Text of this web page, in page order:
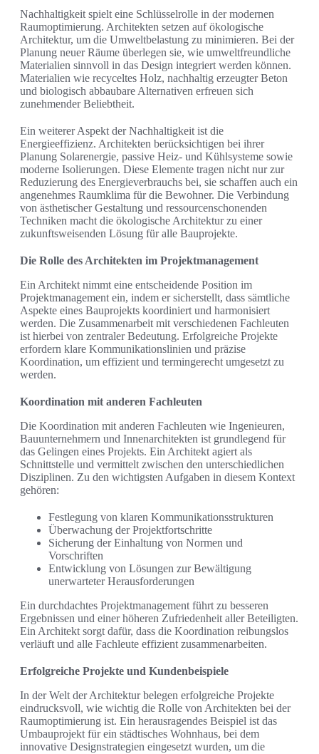
Nachhaltigkeit spielt eine Schlüsselrolle in der modernen
Raumoptimierung. Architekten setzen auf ökologische
Architektur, um die Umweltbelastung zu minimieren. Bei der
Planung neuer Räume überlegen sie, wie umweltfreundliche
Materialien sinnvoll in das Design integriert werden können.
Materialien wie recyceltes Holz, nachhaltig erzeugter Beton
und biologisch abbaubare Alternativen erfreuen sich
zunehmender Beliebtheit.
Ein weiterer Aspekt der Nachhaltigkeit ist die
Energieeffizienz. Architekten berücksichtigen bei ihrer
Planung Solarenergie, passive Heiz- und Kühlsysteme sowie
moderne Isolierungen. Diese Elemente tragen nicht nur zur
Reduzierung des Energieverbrauchs bei, sie schaffen auch ein
angenehmes Raumklima für die Bewohner. Die Verbindung
von ästhetischer Gestaltung und ressourcenschonenden
Techniken macht die ökologische Architektur zu einer
zukunftsweisenden Lösung für alle Bauprojekte.
Die Rolle des Architekten im Projektmanagement
Ein Architekt nimmt eine entscheidende Position im
Projektmanagement ein, indem er sicherstellt, dass sämtliche
Aspekte eines Bauprojekts koordiniert und harmonisiert
werden. Die Zusammenarbeit mit verschiedenen Fachleuten
ist hierbei von zentraler Bedeutung. Erfolgreiche Projekte
erfordern klare Kommunikationslinien und präzise
Koordination, um effizient und termingerecht umgesetzt zu
werden.
Koordination mit anderen Fachleuten
Die Koordination mit anderen Fachleuten wie Ingenieuren,
Bauunternehmern und Innenarchitekten ist grundlegend für
das Gelingen eines Projekts. Ein Architekt agiert als
Schnittstelle und vermittelt zwischen den unterschiedlichen
Disziplinen. Zu den wichtigsten Aufgaben in diesem Kontext
gehören:
Festlegung von klaren Kommunikationsstrukturen
Überwachung der Projektfortschritte
Sicherung der Einhaltung von Normen und
Vorschriften
Entwicklung von Lösungen zur Bewältigung
unerwarteter Herausforderungen
Ein durchdachtes Projektmanagement führt zu besseren
Ergebnissen und einer höheren Zufriedenheit aller Beteiligten.
Ein Architekt sorgt dafür, dass die Koordination reibungslos
verläuft und alle Fachleute effizient zusammenarbeiten.
Erfolgreiche Projekte und Kundenbeispiele
In der Welt der Architektur belegen erfolgreiche Projekte
eindrucksvoll, wie wichtig die Rolle von Architekten bei der
Raumoptimierung ist. Ein herausragendes Beispiel ist das
Umbauprojekt für ein städtisches Wohnhaus, bei dem
innovative Designstrategien eingesetzt wurden, um die